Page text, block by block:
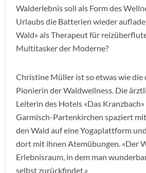
Walderlebnis soll als Form des
Urlaubs die Batterien wieder
Wald» als Therapeut für
Multitasker der Moderne?
Christine Müller ist so etwas wie die
Pionierin der Waldwellness. Die
Leiterin des Hotels «Das Kranzbach»
Garmisch-Partenkirchen spaziert
den Wald auf eine Yogaplattform
dort mit ihnen Atemübungen. «Der
Erlebnisraum, in dem man
selbst zurückfindet.»